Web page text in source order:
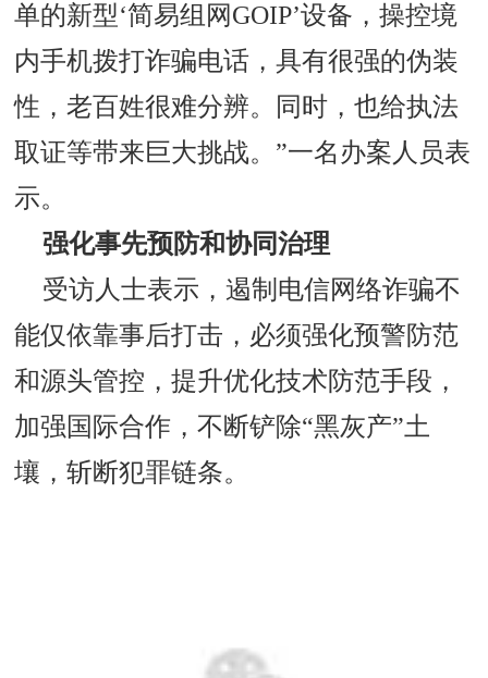
单的新型‘简易组网GOIP’设备，操控境
内手机拨打诈骗电话，具有很强的伪装
性，老百姓很难分辨。同时，也给执法
取证等带来巨大挑战。”一名办案人员表
示。
强化事先预防和协同治理
受访人士表示，遏制电信网络诈骗不
能仅依靠事后打击，必须强化预警防范
和源头管控，提升优化技术防范手段，
加强国际合作，不断铲除“黑灰产”土
壤，斩断犯罪链条。